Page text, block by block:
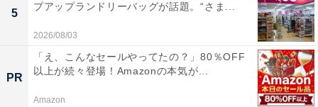
5
プアップランドリーバッグが話題。“さま...
2026/08/03
PR
「え、こんなセールやってたの？」80％OFF
以上が続々登場！Amazonの本気が...
Amazon